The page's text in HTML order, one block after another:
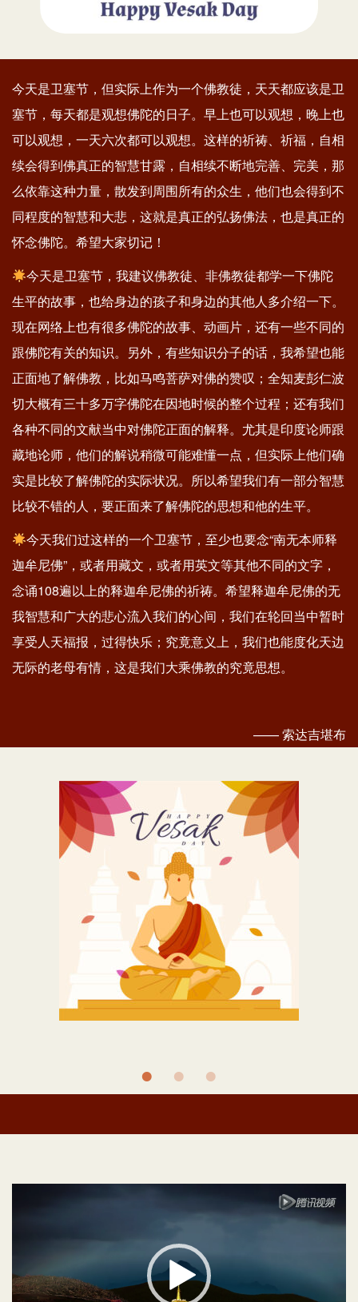
今天是卫塞节，但实际上作为一个佛教徒，天天都应该是卫
塞节，每天都是观想佛陀的日子。早上也可以观想，晚上也
可以观想，一天六次都可以观想。这样的祈祷、祈福，自相
续会得到佛真正的智慧甘露，自相续不断地完善、完美，那
么依靠这种力量，散发到周围所有的众生，他们也会得到不
同程度的智慧和大悲，这就是真正的弘扬佛法，也是真正的
怀念佛陀。希望大家切记！
今天是卫塞节，我建议佛教徒、非佛教徒都学一下佛陀
生平的故事，也给身边的孩子和身边的其他人多介绍一下。
现在网络上也有很多佛陀的故事、动画片，还有一些不同的
跟佛陀有关的知识。另外，有些知识分子的话，我希望也能
正面地了解佛教，比如马鸣菩萨对佛的赞叹；全知麦彭仁波
切大概有三十多万字佛陀在因地时候的整个过程；还有我们
各种不同的文献当中对佛陀正面的解释。尤其是印度论师跟
藏地论师，他们的解说稍微可能难懂一点，但实际上他们确
实是比较了解佛陀的实际状况。所以希望我们有一部分智慧
比较不错的人，要正面来了解佛陀的思想和他的生平。
今天我们过这样的一个卫塞节，至少也要念“南无本师释
迦牟尼佛”，或者用藏文，或者用英文等其他不同的文字，
念诵108遍以上的释迦牟尼佛的祈祷。希望释迦牟尼佛的无
我智慧和广大的悲心流入我们的心间，我们在轮回当中暂时
享受人天福报，过得快乐；究竟意义上，我们也能度化天边
无际的老母有情，这是我们大乘佛教的究竟思想。
—— 索达吉堪布
频